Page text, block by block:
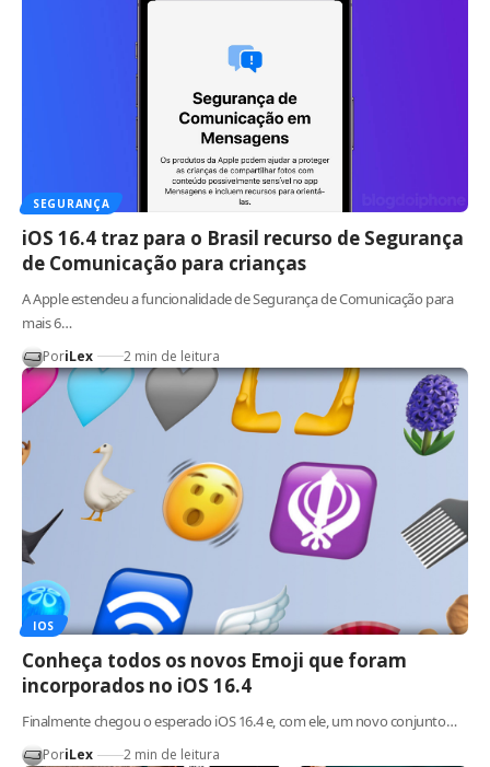
SEGURANÇA
iOS 16.4 traz para o Brasil recurso de Segurança
de Comunicação para crianças
A Apple estendeu a funcionalidade de Segurança de Comunicação para
mais 6…
PoriLex 2 min de leitura
IOS
Conheça todos os novos Emoji que foram
incorporados no iOS 16.4
Finalmente chegou o esperado iOS 16.4 e, com ele, um novo conjunto…
PoriLex 2 min de leitura